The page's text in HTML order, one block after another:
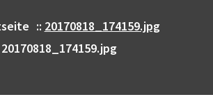
:: 20170818_174159.jpg
20170818_174159.jpg